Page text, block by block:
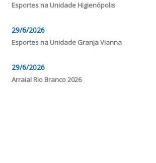
Esportes na Unidade Higienópolis
29/6/2026
Esportes na Unidade Granja Vianna
29/6/2026
Arraial Rio Branco 2026